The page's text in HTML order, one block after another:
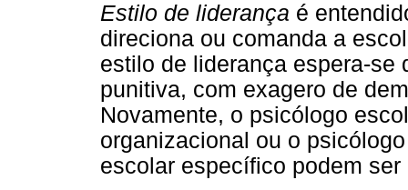
Estilo de liderança é
direciona ou comanda a
estilo de liderança espera-se
punitiva, com exagero de
Novamente, o psicólogo
organizacional ou o
escolar específico podem